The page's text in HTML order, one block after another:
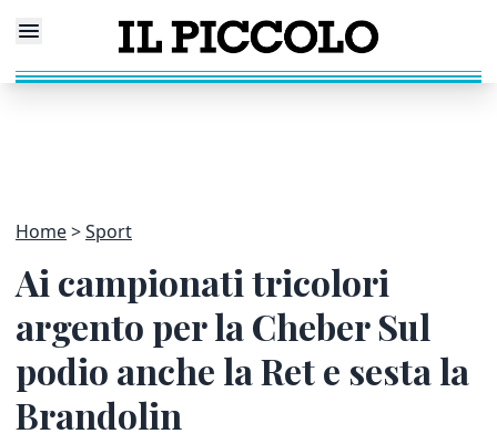
Home Sport
Ai campionati tricolori
argento per la Cheber Sul
podio anche la Ret e sesta la
Brandolin